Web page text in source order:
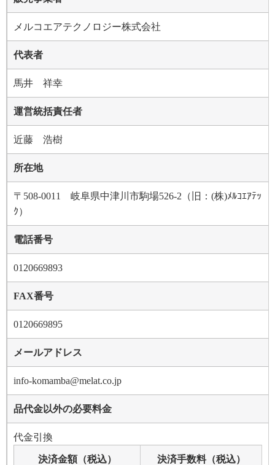
メルコエアテクノロジー株式会社
代表者
馬井 祥幸
運営統括責任者
近藤 浩樹
所在地
〒508-0011 岐阜県中津川市駒場526-2（旧：(株)ﾒﾙｺｴｱﾃｯ
ｸ）
電話番号
0120669893
FAX番号
0120669895
メールアドレス
info-komamba@melat.co.jp
品代金以外の必要料金
代金引換
決済金額（税込） 決済手数料（税込）